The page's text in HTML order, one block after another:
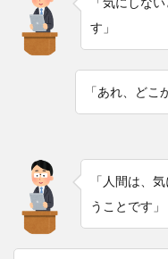
す」
「あれ、どこ
「人間は、
うことです」